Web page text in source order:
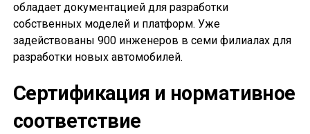
обладает документацией для разработки
собственных моделей и платформ. Уже
задействованы 900 инженеров в семи филиалах для
разработки новых автомобилей.
Сертификация и нормативное
соответствие